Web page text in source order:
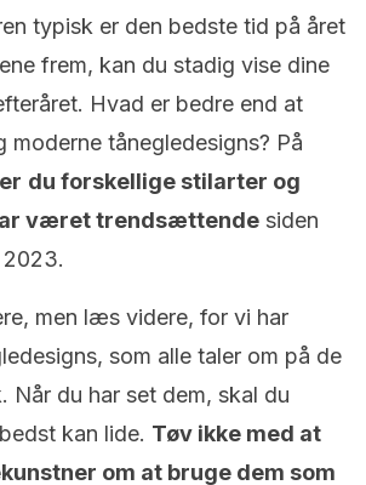
typisk er den bedste tid på året
frem, kan du stadig vise dine
Hvad er bedre end at
moderne tånegledesigns? På
du forskellige stilarter og
været trendsættende siden
men læs videre, for vi har
som alle taler om på de
du har set dem, skal du
kan lide. Tøv ikke med at
om at bruge dem som